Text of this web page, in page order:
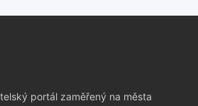
portál zaměřený na města